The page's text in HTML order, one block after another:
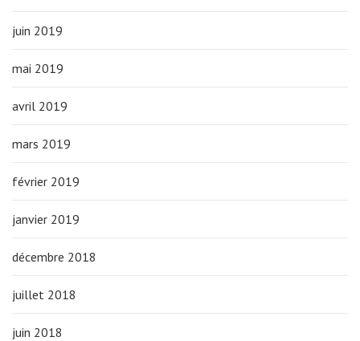
juin 2019
mai 2019
avril 2019
mars 2019
février 2019
janvier 2019
décembre 2018
juillet 2018
juin 2018